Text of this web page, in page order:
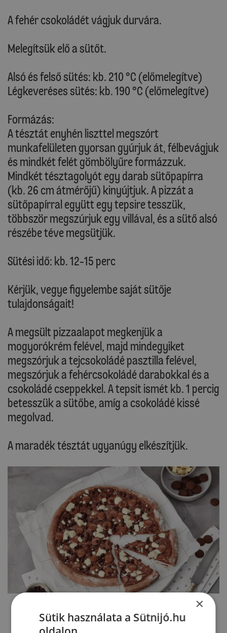
A fehér csokoládét vágjuk durvára.
Melegítsük elő a sütőt.
Alsó és felső sütés: kb. 210 °C (előmelegítve)
Légkeveréses sütés: kb. 190 °C (előmelegítve)
Formázás:
A tésztát enyhén liszttel megszórt
munkafelületen gyorsan gyúrjuk át, félbevágjuk
és mindkét felét gömbölyűre formázzuk.
Mindkét tésztagolyót egy darab sütőpapírra
(kb. 26 cm átmérőjű) kinyújtjuk. A pizzát a
sütőpapírral együtt egy tepsire tesszük,
többször megszúrjuk egy villával, és a sütő alsó
részébe téve megsütjük.
Sütési idő: kb. 12-15 perc
Kérjük, vegye figyelembe saját sütője
tulajdonságait!
A megsült pizzaalapot megkenjük a
mogyorókrém felével, majd mindegyiket
megszórjuk a tejcsokoládé pasztilla felével,
megszórjuk a fehércsokoládé darabokkal és a
csokoládé cseppekkel. A tepsit ismét kb. 1 percig
betesszük a sütőbe, amíg a csokoládé kissé
megolvad.
A maradék tésztát ugyanúgy elkészítjük.
×
Sütik használata a Sütnijó.hu